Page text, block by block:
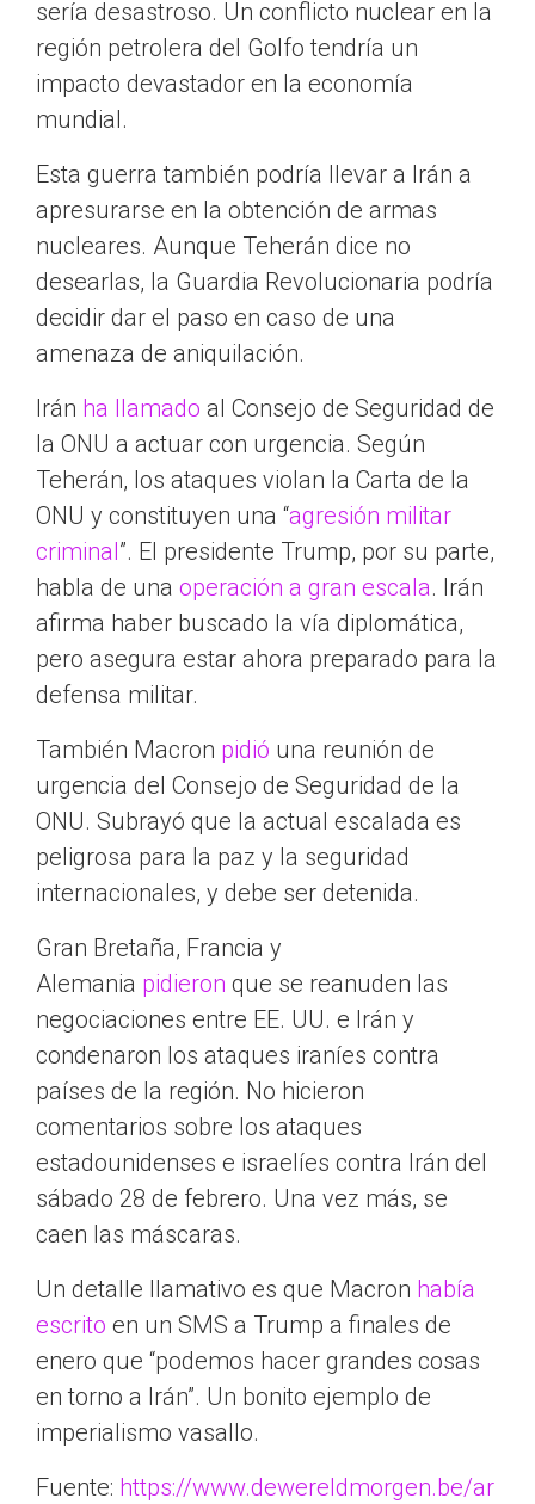
sería desastroso. Un conflicto nuclear en la
región petrolera del Golfo tendría un
impacto devastador en la economía
mundial.
Esta guerra también podría llevar a Irán a
apresurarse en la obtención de armas
nucleares. Aunque Teherán dice no
desearlas, la Guardia Revolucionaria podría
decidir dar el paso en caso de una
amenaza de aniquilación.
Irán ha llamado al Consejo de Seguridad de
la ONU a actuar con urgencia. Según
Teherán, los ataques violan la Carta de la
ONU y constituyen una “agresión militar
criminal”. El presidente Trump, por su parte,
habla de una operación a gran escala. Irán
afirma haber buscado la vía diplomática,
pero asegura estar ahora preparado para la
defensa militar.
También Macron pidió una reunión de
urgencia del Consejo de Seguridad de la
ONU. Subrayó que la actual escalada es
peligrosa para la paz y la seguridad
internacionales, y debe ser detenida.
Gran Bretaña, Francia y
Alemania pidieron que se reanuden las
negociaciones entre EE. UU. e Irán y
condenaron los ataques iraníes contra
países de la región. No hicieron
comentarios sobre los ataques
estadounidenses e israelíes contra Irán del
sábado 28 de febrero. Una vez más, se
caen las máscaras.
Un detalle llamativo es que Macron había
escrito en un SMS a Trump a finales de
enero que “podemos hacer grandes cosas
en torno a Irán”. Un bonito ejemplo de
imperialismo vasallo.
Fuente: https://www.dewereldmorgen.be/ar